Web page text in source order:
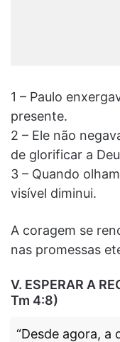
1 – Paulo
presente.
2 – Ele não
de glorificar a
3 – Quando
visível diminui.
A coragem se
nas promessas
V. ESPERAR A
Tm 4:8)
“Desde agora, a